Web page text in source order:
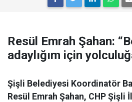
Resül Emrah Şahan:
adaylığım için
Şişli Belediyesi Koordinatör
Resül Emrah Şahan, CHP Şişli